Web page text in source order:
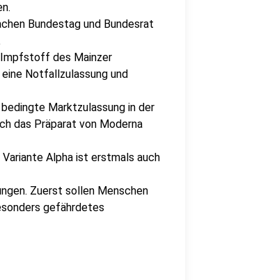
Bundestag und Bundesrat
Impfstoff des Mainzer
Notfallzulassung und
Marktzulassung in der
das Präparat von Moderna
Alpha ist erstmals auch
Zuerst sollen Menschen
gefährdetes